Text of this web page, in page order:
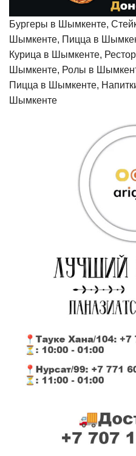
Бургеры в Шымкенте,
Шымкенте, Пицца в
Курица в Шымкенте,
Шымкенте, Ролы в
Пицца в Шымкенте,
Шымкенте